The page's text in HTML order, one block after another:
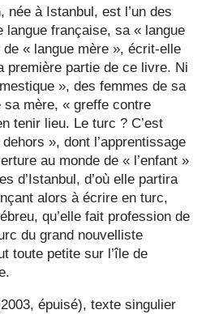
née à Istanbul, est l’un des
française, sa « langue
de « langue mère », écrit-elle
première partie de ce livre. Ni
», des femmes de sa
sa mère, « greffe contre
tenir lieu. Le turc ? C’est
», dont l’apprentissage
au monde de « l’enfant »
d’Istanbul, d’où elle partira
alors à écrire en turc,
qu’elle fait profession de
du grand nouvelliste
toute petite sur l’île de
épuisé), texte singulier